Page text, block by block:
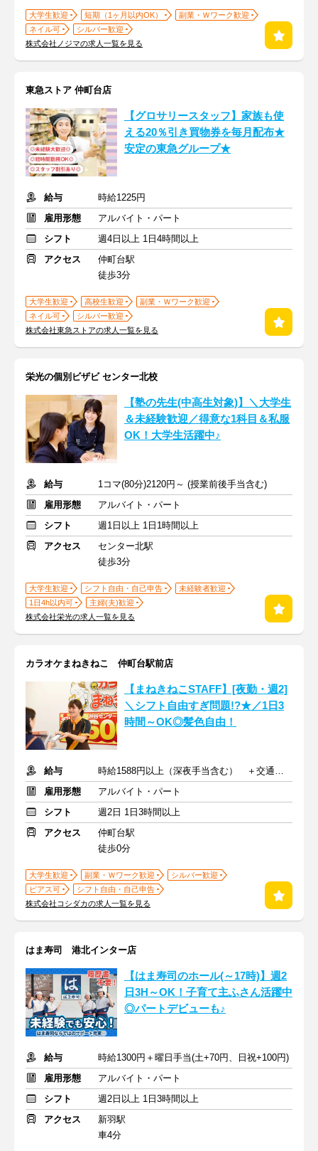
大学生歓迎 短期（1ヶ月以内OK）
副業・Ｗワーク歓迎
ネイル可
シルバー歓迎
株式会社ノジマの求人一覧を見る
東急ストア 仲町台店
【グロサリースタッフ】家族も使
える20％引き買物券を毎月配布★
安定の東急グループ★
給与
時給1225円
雇用形態
アルバイト・パート
シフト
週4日以上 1日4時間以上
アクセス
仲町台駅
徒歩3分
大学生歓迎 高校生歓迎
副業・Ｗワーク歓迎
ネイル可
シルバー歓迎
株式会社東急ストアの求人一覧を見る
栄光の個別ビザビ センター北校
【塾の先生(中高生対象)】＼大学生
＆未経験歓迎／得意な1科目＆私服
OK！大学生活躍中♪
給与
1コマ(80分)2120円～ (授業前後手当含む)
雇用形態
アルバイト・パート
シフト
週1日以上 1日1時間以上
アクセス
センター北駅
徒歩3分
大学生歓迎 シフト自由・自己申告
未経験者歓迎
1日4h以内可
主婦(夫)歓迎
株式会社栄光の求人一覧を見る
カラオケまねきねこ 仲町台駅前店
【まねきねこSTAFF】[夜勤・週2]
＼シフト自由すぎ問題!?★／1日3
時間～OK◎髪色自由！
給与
時給1588円以上（深夜手当含む） ＋交通費支給
雇用形態
アルバイト・パート
シフト
週2日 1日3時間以上
アクセス
仲町台駅
徒歩0分
大学生歓迎 副業・Ｗワーク歓迎
シルバー歓迎
ピアス可
シフト自由・自己申告
株式会社コシダカの求人一覧を見る
はま寿司 港北インター店
【はま寿司のホール(～17時)】週2
日3H～OK！子育て主ふさん活躍中
◎パートデビューも♪
給与
時給1300円＋曜日手当(土+70円、日祝+100円)
雇用形態
アルバイト・パート
シフト
週2日以上 1日3時間以上
アクセス
新羽駅
車4分